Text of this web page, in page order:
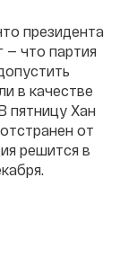
президента
— что партия
в качестве
пятницу Хан
от
решится в